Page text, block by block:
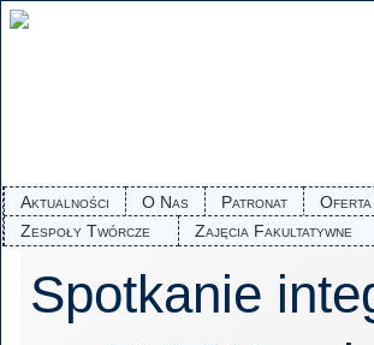
Aktualności O Nas Patronat Oferta
Zespoły Twórcze
Zajęcia Fakultatywne
Spotkanie